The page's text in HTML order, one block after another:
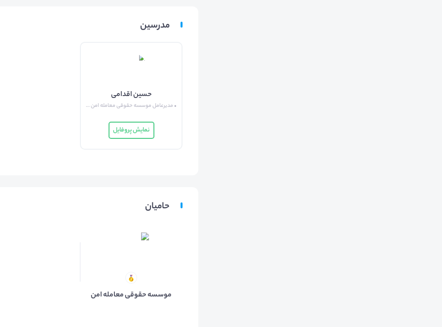
مدرسین
حسین اقدامی
• مدیرعامل موسسه حقوقی معامله امن • وکیل دادگستری و مشاور حقوقی
نمایش پروفایل
حامیان
موسسه حقوقی معامله امن